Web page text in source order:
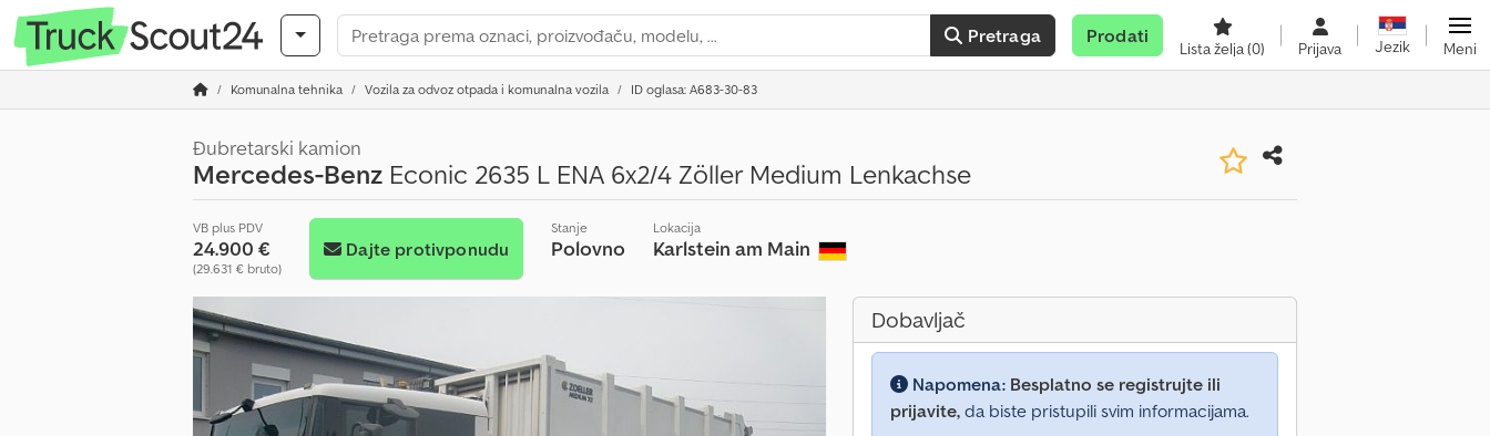
Pretraga Prodati
Lista želja(0) Prijava Jezik Meni
Komunalna tehnika Vozila za odvoz otpada i komunalna vozila ID oglasa: A683-30-83
Đubretarski kamion
Mercedes-Benz Econic 2635 L ENA 6x2/4 Zöller Medium Lenkachse
VB plus PDV
24.900 €
(29.631 € bruto)
Dajte protivponudu
Stanje
Polovno
Lokacija
Karlstein am Main
Dobavljač
Napomena: Besplatno se registrujte ili
prijavite, da biste pristupili svim informacijama.